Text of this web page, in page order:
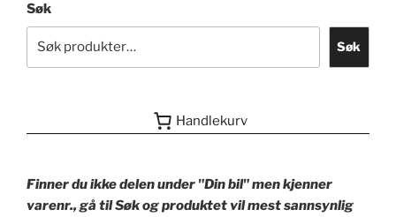
Søk
Søk
Handlekurv
Finner du ikke delen under "Din bil" men kjenner
varenr., gå til Søk og produktet vil mest sannsynlig